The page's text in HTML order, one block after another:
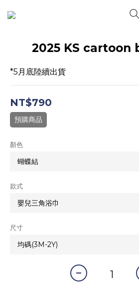
2025 KS cartoon
*5月底陸續出貨
NT$790
預購商品
顏色
款式
尺寸